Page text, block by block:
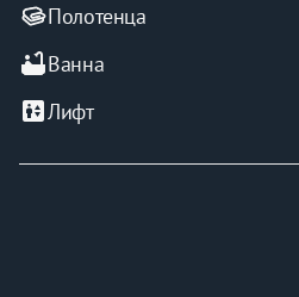
Полотенца
bathtubВанна
elevatorЛифт